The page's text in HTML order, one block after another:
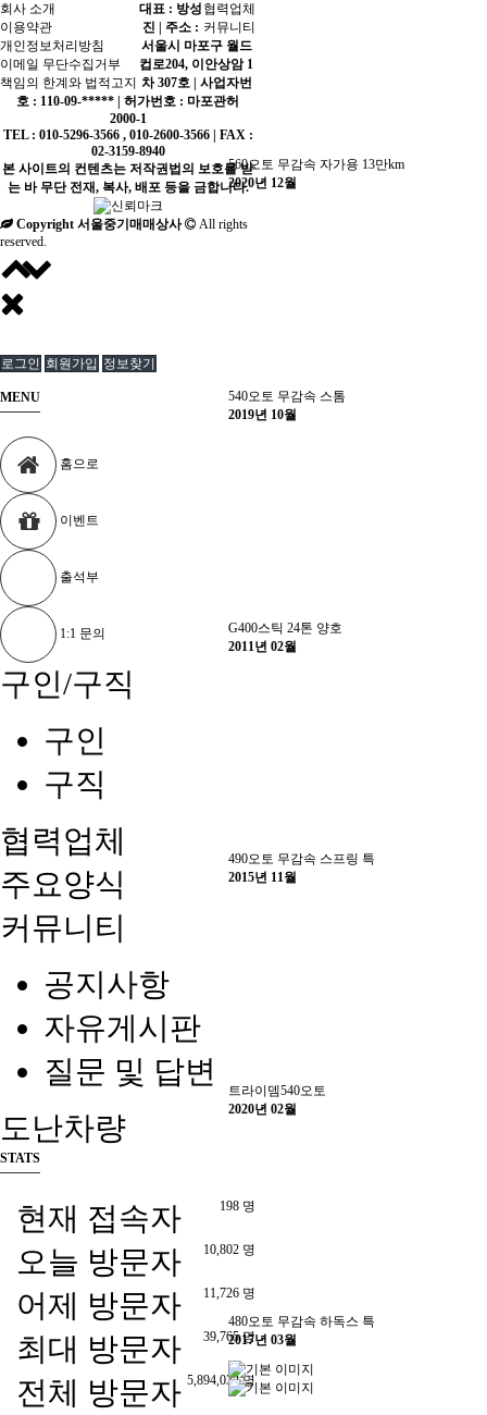
560오토 무감속 자가용 13만km
2020년 12월
540오토 무감속 스톰
2019년 10월
G400스틱 24톤 양호
2011년 02월
490오토 무감속 스프링 특
2015년 11월
트라이뎀540오토
2020년 02월
480오토 무감속 하독스 특
2017년 03월
회사 소개
이용약관
개인정보처리방침
이메일 무단수집거부
책임의 한계와 법적고지
협력업체
커뮤니티
대표 : 방성
진 | 주소 :
서울시 마포구 월드
컵로204, 이안상암 1
차 307호 | 사업자번
호 : 110-09-***** | 허가번호 : 마포관허
2000-1
TEL : 010-5296-3566 , 010-2600-3566 | FAX :
02-3159-8940
본 사이트의 컨텐츠는 저작권법의 보호를 받
는 바 무단 전재, 복사, 배포 등을 금합니다.
Copyright 서울중기매매상사
All rights
reserved.
로그인 회원가입 정보찾기
MENU
홈으로
이벤트
출석부
1:1 문의
구인/구직
구인
구직
협력업체
주요양식
커뮤니티
공지사항
자유게시판
질문 및 답변
도난차량
STATS
198 명
현재 접속자
10,802 명
오늘 방문자
11,726 명
어제 방문자
39,765 명
최대 방문자
5,894,032 명
전체 방문자